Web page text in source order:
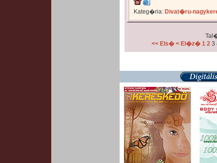
Kateg�ria: Divat�ru-
<< Els� < El�z� 1 2 3